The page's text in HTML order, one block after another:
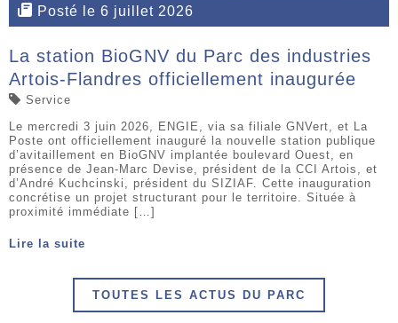
Posté le 6 juillet 2026
La station BioGNV du Parc des industries
Artois-Flandres officiellement inaugurée
Service
Le mercredi 3 juin 2026, ENGIE, via sa filiale GNVert, et La
Poste ont officiellement inauguré la nouvelle station publique
d’avitaillement en BioGNV implantée boulevard Ouest, en
présence de Jean-Marc Devise, président de la CCI Artois, et
d’André Kuchcinski, président du SIZIAF. Cette inauguration
concrétise un projet structurant pour le territoire. Située à
proximité immédiate […]
Lire la suite
TOUTES LES ACTUS DU PARC